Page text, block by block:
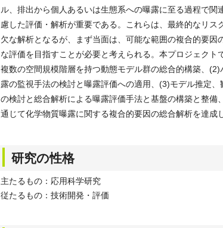
ル、排出から個人あるいは生態系への曝露に至る過程で
慮した評価・解析が重要である。これらは、最終的なリ
欠な解析となるが、まず当面は、可能な範囲の複合的要
な評価を目指すことが必要と考えられる。本プロジェク
複数の空間規模階層を持つ動態モデル群の総合的構築、
露の監視手法の検討と曝露評価への適用、(3)モデル推定
の検討と総合解析による曝露評価手法と基盤の構築と整
通じて化学物質曝露に関する複合的要因の総合解析を達成
研究の性格
主たるもの：応用科学研究
従たるもの：技術開発・評価